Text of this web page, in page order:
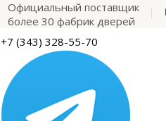
Официальный поставщик
более 30 фабрик дверей
+7 (343) 328-55-70